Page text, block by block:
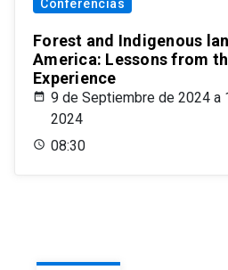
Conferencias
Forest and Indigenous
America: Lessons from
Experience
9 de Septiembre de 2024 a
2024
08:30